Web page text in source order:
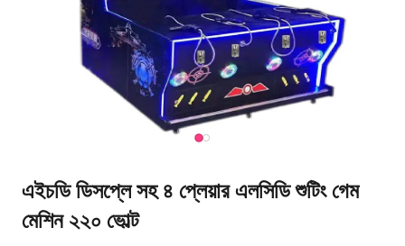
এইচডি ডিসপ্লে সহ ৪ প্লেয়ার এলসিডি শুটিং গেম
মেশিন ২২০ ভোল্ট